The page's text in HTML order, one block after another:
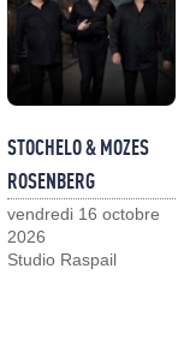
STOCHELO & MOZES
ROSENBERG
vendredi 16 octobre
2026
Studio Raspail